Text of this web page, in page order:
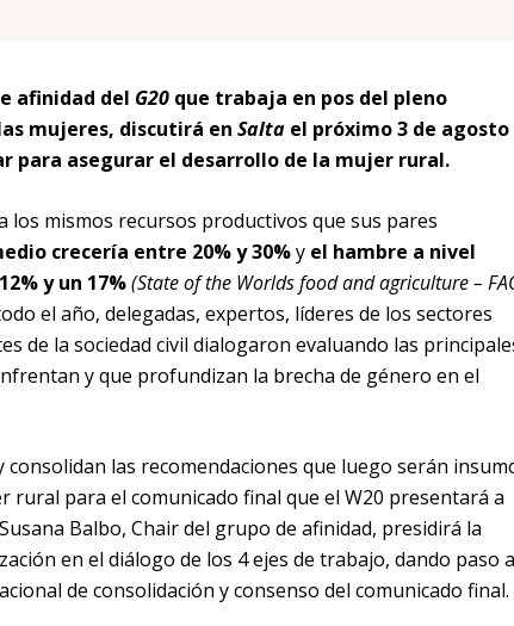
afinidad del G20 que trabaja en pos del pleno
mujeres, discutirá en Saltael próximo 3 de agosto
para asegurar el desarrollo de la mujer rural.
los mismos recursos productivos que sus pares
crecería entre 20% y 30%y el hambre a nivel
y un 17% (State of the Worlds food and agriculture –
el año, delegadas, expertos, líderes de los sectores
de la sociedad civil dialogaron evaluando las
y que profundizan la brecha de género en el
consolidan las recomendaciones que luego serán
rural para el comunicado final que el W20 presentará a
Balbo, Chair del grupo de afinidad, presidirá la
en el diálogo de los 4 ejes de trabajo, dando paso a
de consolidación y consenso del comunicado final.